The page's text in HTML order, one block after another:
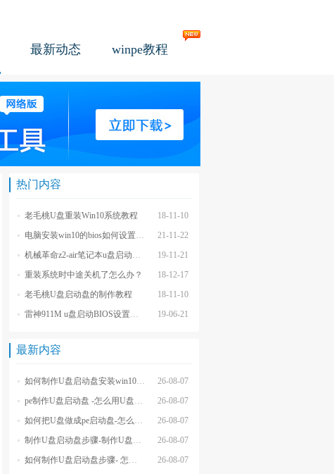
最新动态 winpe教程
热门内容
18-11-10
老毛桃U盘重装Win10系统教程
21-11-22
电脑安装win10的bios如何设置u盘图文教程
19-11-21
机械革命z2-air笔记本u盘启动BIOS设置教程
18-12-17
重装系统时中途关机了怎么办？
18-11-10
老毛桃U盘启动盘的制作教程
19-06-21
雷神911M u盘启动BIOS设置教程
最新内容
26-08-07
如何制作U盘启动盘安装win10系统-怎么制作U盘启动盘安装win10系
26-08-07
pe制作U盘启动盘 -怎么用U盘制作pe系统启动盘
26-08-07
如何把U盘做成pe启动盘-怎么把U盘做成pe启动盘
26-08-07
制作U盘启动盘步骤-制作U盘启动盘详细方法
26-08-07
如何制作U盘启动盘步骤- 怎么制作U盘启动盘步骤